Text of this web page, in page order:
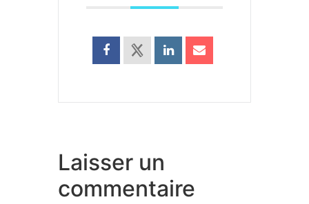
Laisser un
commentaire